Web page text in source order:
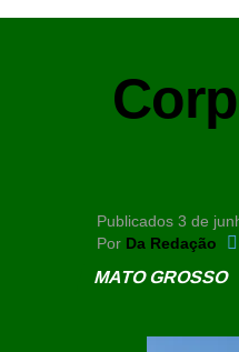
Publicados 3 de
Por Da Redação
MATO GROSSO